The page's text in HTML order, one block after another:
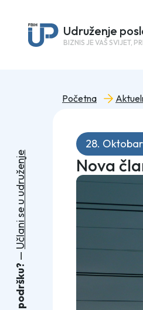
Udruženje
BIZNIS JE VAŠ SVIJET,
Početna
28.
Nova
p
o
d
r
š
k
u
?
U
č
l
a
n
i
s
e
u
u
d
r
u
ž
e
n
j
e